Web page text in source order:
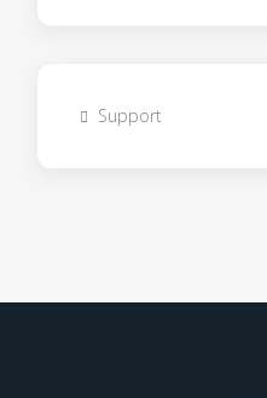
Support